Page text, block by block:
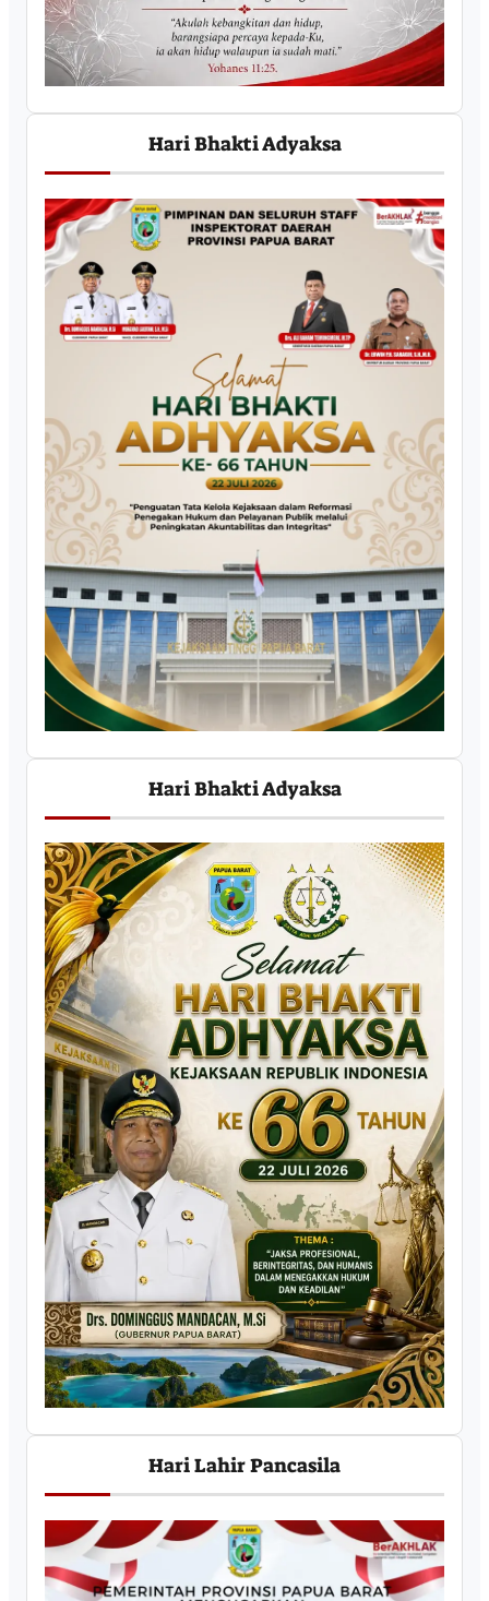
Hari Bhakti Adyaksa
Hari Bhakti Adyaksa
Hari Lahir Pancasila